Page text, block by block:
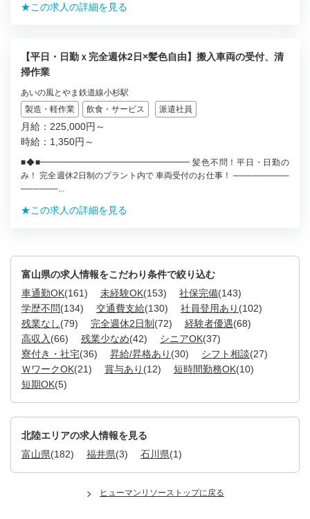
★この求人の詳細を見る
【平日・日勤ｘ完全週休2日×髪色自由】搬入車両の受付、清
掃作業
あいの風とやま鉄道線小杉駅
製造・軽作業
飲食・サービス 派遣社員
月給：225,000円～
時給：1,350円～
■◆■━━━━━━━━━━━━━━━━━━ 髪色不問！平日・日勤の
み！ 完全週休2日制のプラント内で 車両受付のお仕事！ ─────────
──────...
★この求人の詳細を見る
富山県の求人情報をこだわり条件で絞り込む
車通勤OK(161) 未経験OK(153) 社保完備(143)
学歴不問(134) 交通費支給(130) 社員登用あり (102)
残業なし(79) 完全週休2日制 (72) 経験者優遇(68)
高収入 (66) 残業少なめ(42) シニアOK(37)
寮付き・社宅(36) 昇給/昇格あり (30) シフト相談(27)
ＷワークOK(21) 賞与あり (12) 短時間勤務OK(10)
短期OK(5)
北陸エリアの求人情報を見る
富山県(182) 福井県(3) 石川県(1)
ヒューマンリソーストップに戻る